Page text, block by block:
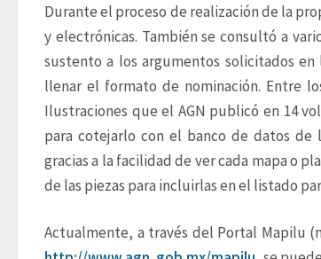
Durante el proceso de realización de la
y electrónicas. También se consultó a
sustento a los argumentos solicitados
llenar el formato de nominación. Entre
Ilustraciones que el AGN publicó en 14
para cotejarlo con el banco de datos de
gracias a la facilidad de ver cada mapa o
de las piezas para incluirlas en el listado